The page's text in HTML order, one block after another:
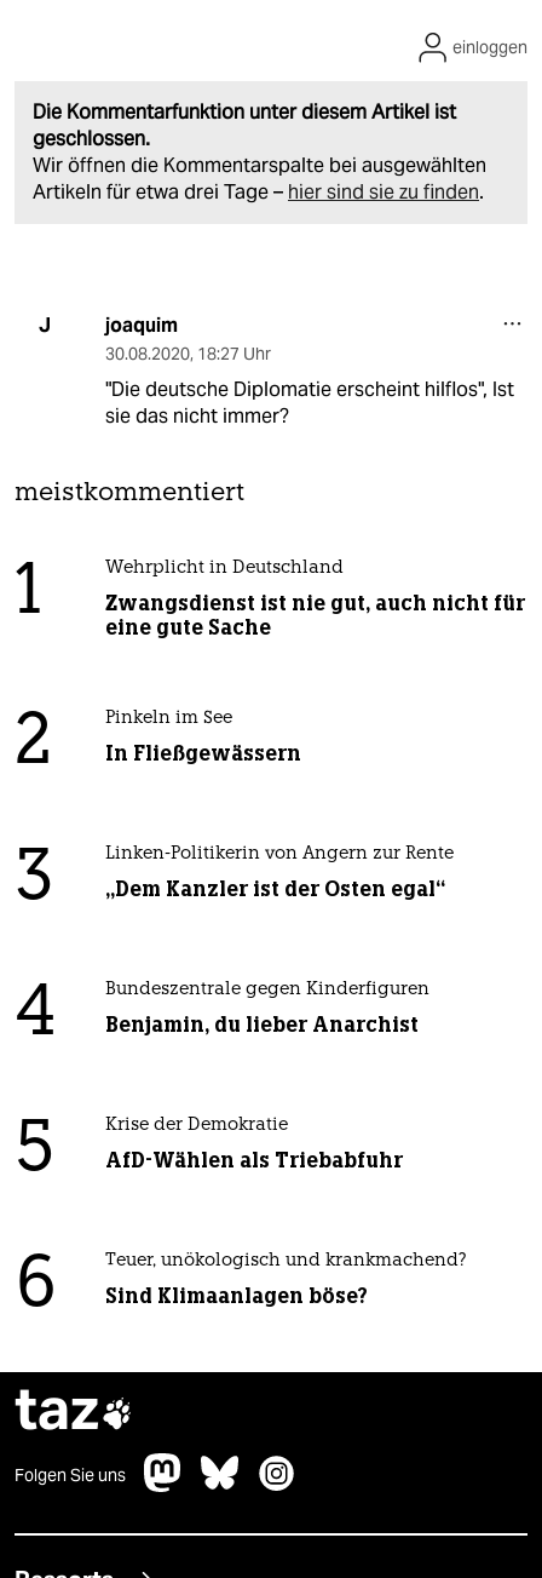
Die Kommentarfunktion unter diesem Artikel ist
geschlossen.
Wir öffnen die Kommentarspalte bei ausgewählten
Artikeln für etwa drei Tage – hier sind sie zu finden.
einloggen
J joaquim
30.08.2020, 18:27 Uhr
"Die deutsche Diplomatie erscheint hilflos", Ist
sie das nicht immer?
meistkommentiert
1 Wehrplicht in Deutschland
Zwangsdienst ist nie gut, auch nicht für
eine gute Sache
2 Pinkeln im See
In Fließgewässern
3 Linken-Politikerin von Angern zur Rente
„Dem Kanzler ist der Osten egal“
4 Bundeszentrale gegen Kinderfiguren
Benjamin, du lieber Anarchist
5 Krise der Demokratie
AfD-Wählen als Triebabfuhr
6 Teuer, unökologisch und krankmachend?
Sind Klimaanlagen böse?
taz
Folgen Sie uns